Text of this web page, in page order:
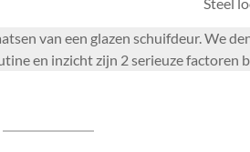
van een glazen schuifdeur. We
en inzicht zijn 2 serieuze factoren